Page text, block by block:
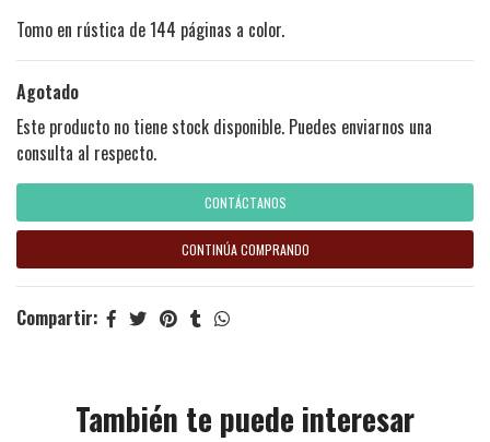
Tomo en rústica de 144 páginas a color.
Agotado
Este producto no tiene stock disponible. Puedes enviarnos una
consulta al respecto.
CONTÁCTANOS
CONTINÚA COMPRANDO
Compartir:
También te puede interesar